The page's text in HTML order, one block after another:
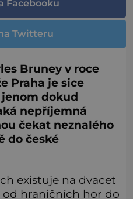
Facebooku
Twitteru
Bruney v roce
Praha je sice
dokud
nepříjemná
čekat neznalého
do české
existuje na dvacet
hraničních hor do